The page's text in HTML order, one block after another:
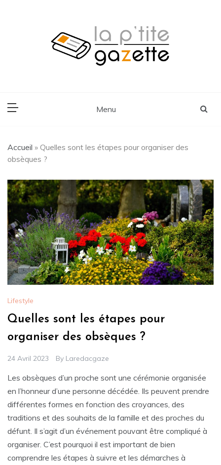
Menu
Accueil » Quelles sont les étapes pour organiser des
obsèques ?
Lifestyle
Quelles sont les étapes pour
organiser des obsèques ?
24 Avril 2023 By Laredacgaze
Les obsèques d’un proche sont une cérémonie organisée
en l’honneur d’une personne décédée. Ils peuvent prendre
différentes formes en fonction des croyances, des
traditions et des souhaits de la famille et des proches du
défunt. Il s’agit d’un événement pouvant être compliqué à
organiser. C’est pourquoi il est important de bien
comprendre les étapes à suivre et les démarches à